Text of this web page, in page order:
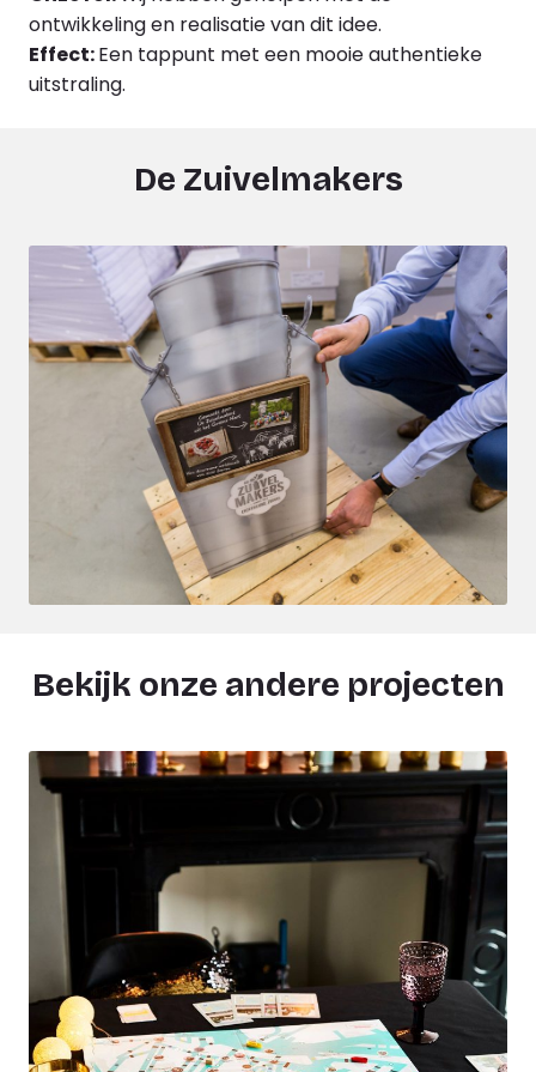
ontwikkeling en realisatie van dit idee.
Effect:Een tappunt met een mooie authentieke
uitstraling.
De Zuivelmakers
Bekijk onze andere projecten